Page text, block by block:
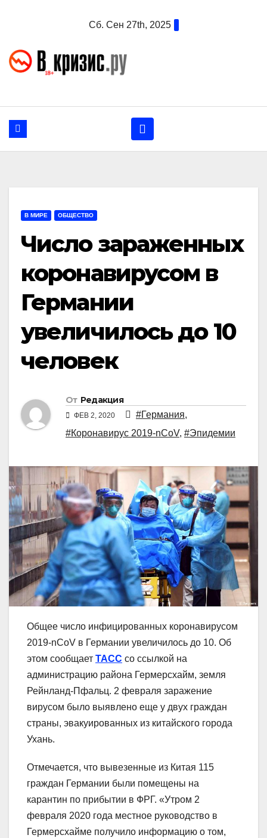
Сб. Сен 27th, 2025
В МИРЕ ОБЩЕСТВО
Число зараженных
коронавирусом в
Германии
увеличилось до 10
человек
От Редакция
ФЕВ 2, 2020 #Германия,
#Коронавирус 2019-nCoV, #Эпидемии
Общее число инфицированных коронавирусом
2019-nCoV в Германии увеличилось до 10. Об
этом сообщает ТАСС со ссылкой на
администрацию района Гермерсхайм, земля
Рейнланд-Пфальц. 2 февраля заражение
вирусом было выявлено еще у двух граждан
страны, эвакуированных из китайского города
Ухань.
Отмечается, что вывезенные из Китая 115
граждан Германии были помещены на
карантин по прибытии в ФРГ. «Утром 2
февраля 2020 года местное руководство в
Гермерсхайме получило информацию о том,